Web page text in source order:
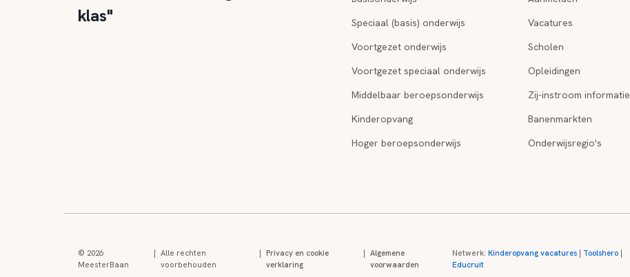
klas"
Speciaal (basis) onderwijs
Voortgezet onderwijs
Voortgezet speciaal onderwijs
Middelbaar beroepsonderwijs
Kinderopvang
Hoger beroepsonderwijs
Vacatures
Scholen
Opleidingen
Zij-instroom informatie
Banenmarkten
Onderwijsregio's
© 2026
MeesterBaan
Alle rechten
voorbehouden
Privacy en cookie
verklaring
Algemene
voorwaarden
Netwerk: Kinderopvang vacatures| Toolshero|
Educruit